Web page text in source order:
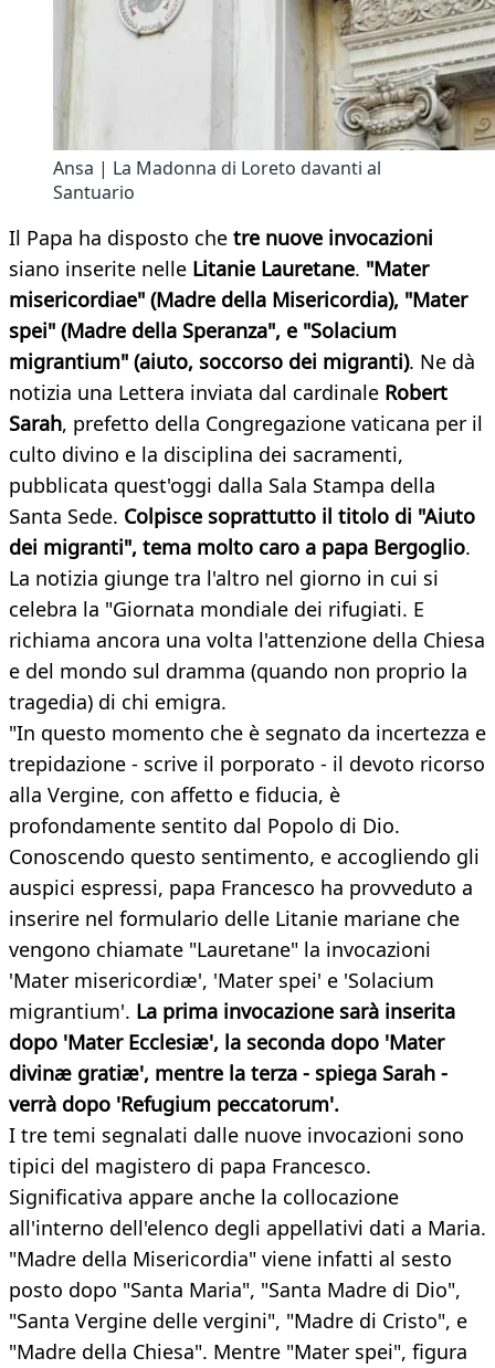
Ansa | La Madonna di Loreto davanti al
Santuario
Il Papa ha disposto che tre nuove invocazioni
siano inserite nelle Litanie Lauretane. "Mater
misericordiae" (Madre della Misericordia), "Mater
spei" (Madre della Speranza", e "Solacium
migrantium" (aiuto, soccorso dei migranti). Ne dà
notizia una Lettera inviata dal cardinale Robert
Sarah, prefetto della Congregazione vaticana per il
culto divino e la disciplina dei sacramenti,
pubblicata quest'oggi dalla Sala Stampa della
Santa Sede. Colpisce soprattutto il titolo di "Aiuto
dei migranti", tema molto caro a papa Bergoglio.
La notizia giunge tra l'altro nel giorno in cui si
celebra la "Giornata mondiale dei rifugiati. E
richiama ancora una volta l'attenzione della Chiesa
e del mondo sul dramma (quando non proprio la
tragedia) di chi emigra.
"In questo momento che è segnato da incertezza e
trepidazione - scrive il porporato - il devoto ricorso
alla Vergine, con affetto e fiducia, è
profondamente sentito dal Popolo di Dio.
Conoscendo questo sentimento, e accogliendo gli
auspici espressi, papa Francesco ha provveduto a
inserire nel formulario delle Litanie mariane che
vengono chiamate "Lauretane" la invocazioni
'Mater misericordiæ', 'Mater spei' e 'Solacium
migrantium'. La prima invocazione sarà inserita
dopo 'Mater Ecclesiæ', la seconda dopo 'Mater
divinæ gratiæ', mentre la terza - spiega Sarah -
verrà dopo 'Refugium peccatorum'.
I tre temi segnalati dalle nuove invocazioni sono
tipici del magistero di papa Francesco.
Significativa appare anche la collocazione
all'interno dell'elenco degli appellativi dati a Maria.
"Madre della Misericordia" viene infatti al sesto
posto dopo "Santa Maria", "Santa Madre di Dio",
"Santa Vergine delle vergini", "Madre di Cristo", e
"Madre della Chiesa". Mentre "Mater spei", figura